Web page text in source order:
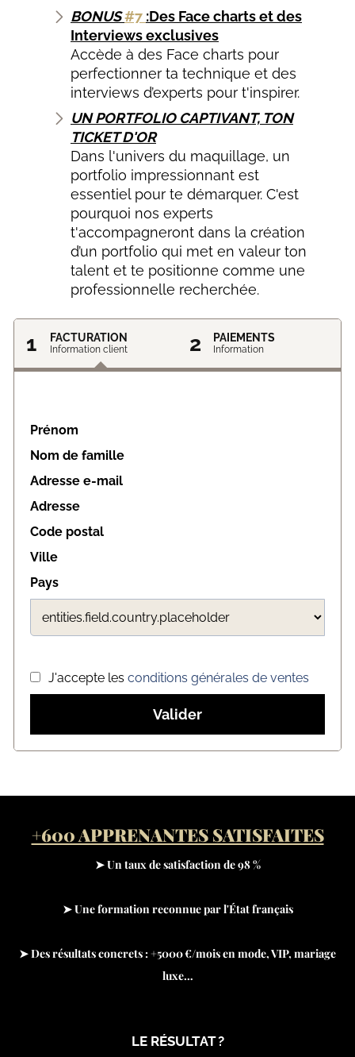
BONUS#7 :Des Face charts et des
Interviews exclusives
Accède à des Face charts pour
perfectionner ta technique et des
interviews d’experts pour t'inspirer.
UN PORTFOLIO CAPTIVANT, TON
TICKET D'OR
Dans l'univers du maquillage, un
portfolio impressionnant est
essentiel pour te démarquer. C'est
pourquoi nos experts
t'accompagneront dans la création
d’un portfolio qui met en valeur ton
talent et te positionne comme une
professionnelle recherchée.
1 FACTURATION
Information client 2 PAIEMENTS
Information
Prénom
Nom de famille
Adresse e-mail
Adresse
Code postal
Ville
Pays
J'accepte les conditions générales de ventes
Valider
+600 APPRENANTES SATISFAITES
➤ Un taux de satisfaction de 98 %
➤ Une formation reconnue par l'État français
➤ Des résultats concrets : +5000 €/mois en mode, VIP, mariage
luxe…
LE RÉSULTAT ?